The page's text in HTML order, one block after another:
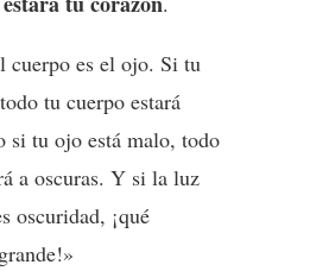
cuerpo es el ojo. Si tu
tu cuerpo estará
si tu ojo está malo, todo
a oscuras. Y si la luz
oscuridad, ¡qué